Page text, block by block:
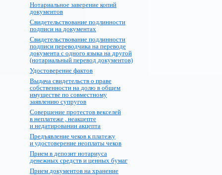
Нотариальное заверение копий
документов
Свидетельствование подлинности
подписи на документах
Свидетельствование подлинности
подписи переводчика на переводе
документа с одного языка на другой
(нотариальный перевод документов)
Удостоверение фактов
Выдача свидетельств о праве
собственности на долю в общем
имуществе по совместному
заявлению супругов
Совершение протестов векселей
в неплатеже , неакцепте
и недатировании акцепта
Предъявление чеков к платежу
и удостоверение неоплаты чеков
Прием в депозит нотариуса
денежных средств и ценных бумаг
Прием документов на хранение